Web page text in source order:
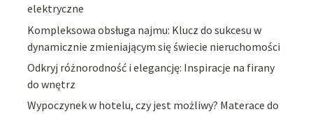
elektryczne
Kompleksowa obsługa najmu: Klucz do sukcesu w
dynamicznie zmieniającym się świecie nieruchomości
Odkryj różnorodność i elegancję: Inspiracje na firany
do wnętrz
Wypoczynek w hotelu, czy jest możliwy? Materace do